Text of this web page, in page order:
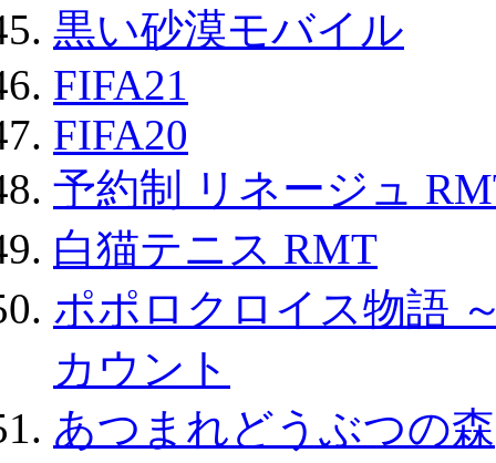
黒い砂漠モバイル
FIFA21
FIFA20
予約制 リネージュ
白猫テニス RMT
ポポロクロイス物語
カウント
あつまれどうぶつの森